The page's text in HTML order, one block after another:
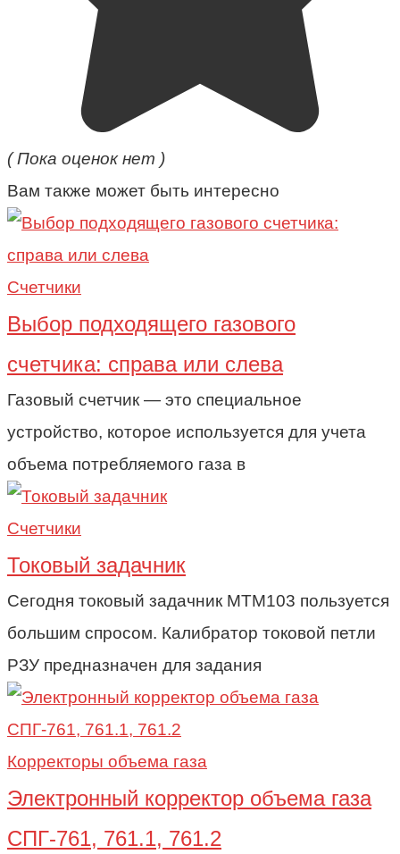
( Пока оценок нет )
Вам также может быть интересно
Счетчики
Выбор подходящего газового
счетчика: справа или слева
Газовый счетчик — это специальное
устройство, которое используется для учета
объема потребляемого газа в
Счетчики
Токовый задачник
Сегодня токовый задачник МТМ103 пользуется
большим спросом. Калибратор токовой петли
РЗУ предназначен для задания
Корректоры объема газа
Электронный корректор объема газа
СПГ-761, 761.1, 761.2